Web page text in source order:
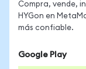
Compra, vende,
HYGon en
más confiable.
Google Play